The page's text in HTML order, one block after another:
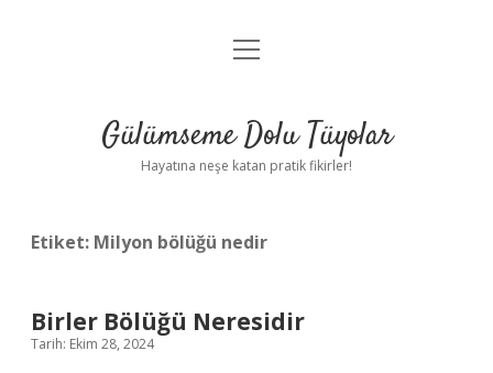
Anasayfa
Yasal Uyarı
menüyü
Gülümseme Dolu Tüyolar
Hayatına neşe katan pratik fikirler!
Etiket: Milyon bölüğü nedir
Birler Bölüğü Neresidir
Tarih: Ekim 28, 2024